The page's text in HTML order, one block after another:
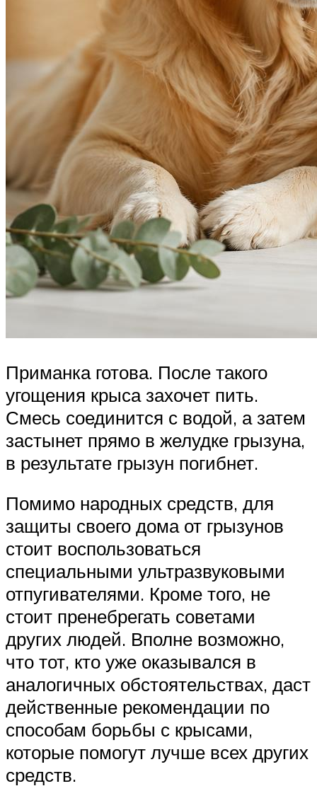
Приманка готова. После такого
угощения крыса захочет пить.
Смесь соединится с водой, а затем
застынет прямо в желудке грызуна,
в результате грызун погибнет.
Помимо народных средств, для
защиты своего дома от грызунов
стоит воспользоваться
специальными ультразвуковыми
отпугивателями. Кроме того, не
стоит пренебрегать советами
других людей. Вполне возможно,
что тот, кто уже оказывался в
аналогичных обстоятельствах, даст
действенные рекомендации по
способам борьбы с крысами,
которые помогут лучше всех других
средств.